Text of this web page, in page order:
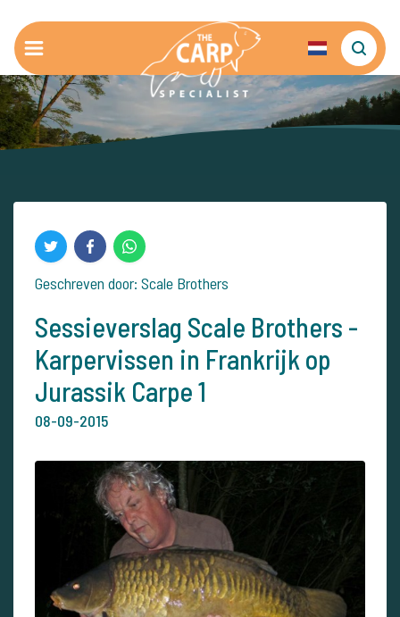
Geschreven door: Scale Brothers
Sessieverslag Scale Brothers -
Karpervissen in Frankrijk op
Jurassik Carpe 1
08-09-2015